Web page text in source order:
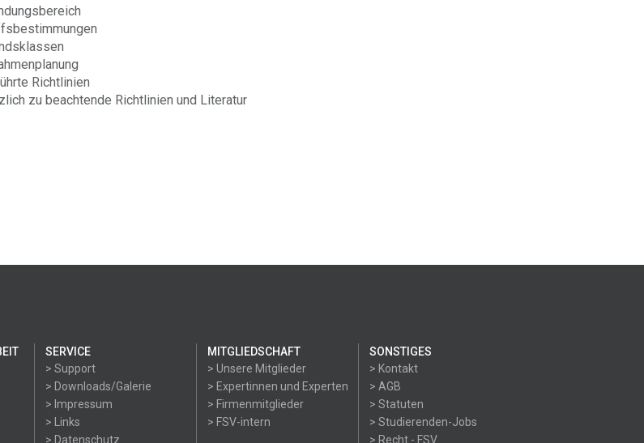
Richtlinien
zu beachtende Richtlinien und Literatur
SERVICE
> Support
> Downloads/Galerie
> Impressum
> Links
> Datenschutz
MITGLIEDSCHAFT
> Unsere Mitglieder
> Expertinnen und Experten
> Firmenmitglieder
> FSV-intern
SONSTIGES
> Kontakt
> AGB
> Statuten
> Studierenden-Jobs
> Recht - FSV